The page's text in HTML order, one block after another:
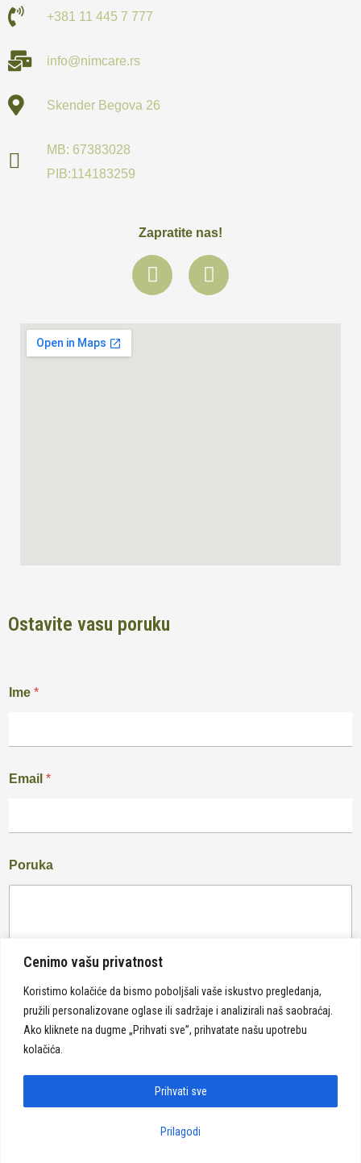
Cenimo vašu privatnost
Koristimo kolačiće da bismo poboljšali vaše iskustvo pregledanja,
pružili personalizovane oglase ili sadržaje i analizirali naš saobraćaj.
Ako kliknete na dugme „Prihvati sve”, prihvatate našu upotrebu
kolačića.
Prilagodi
Prihvati sve
+381 11 445 7 777
info@nimcare.rs
Skender Begova 26
MB: 67383028
PIB:114183259
Zapratite nas!
F
a
I
n
Ostavite vasu poruku
Ime *
Email *
Poruka
Pošalji